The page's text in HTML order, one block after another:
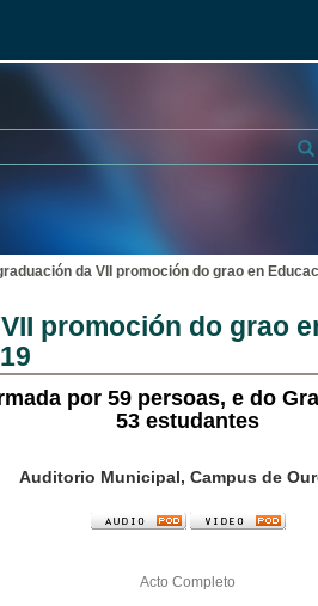
da VII promoción do grao en
promoción do grao
por 59 persoas, e do
53 estudantes
Auditorio Municipal, Campus de
Acto Completo